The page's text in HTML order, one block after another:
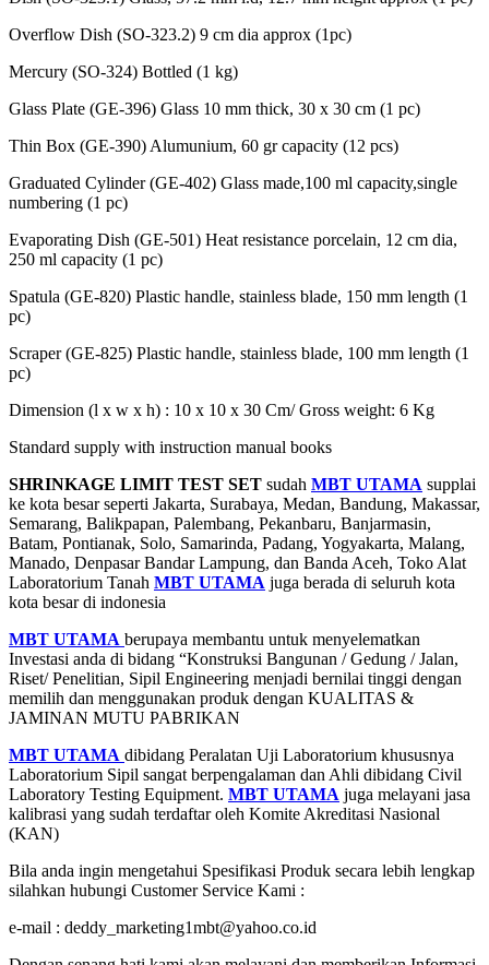
Overflow Dish (SO-323.2) 9 cm dia approx (1pc)
Mercury (SO-324) Bottled (1 kg)
Glass Plate (GE-396) Glass 10 mm thick, 30 x 30 cm (1 pc)
Thin Box (GE-390) Alumunium, 60 gr capacity (12 pcs)
Graduated Cylinder (GE-402) Glass made,100 ml capacity,single
numbering (1 pc)
Evaporating Dish (GE-501) Heat resistance porcelain, 12 cm dia,
250 ml capacity (1 pc)
Spatula (GE-820) Plastic handle, stainless blade, 150 mm length (1
pc)
Scraper (GE-825) Plastic handle, stainless blade, 100 mm length (1
pc)
Dimension (l x w x h) : 10 x 10 x 30 Cm/ Gross weight: 6 Kg
Standard supply with instruction manual books
SHRINKAGE LIMIT TEST SET sudah MBT UTAMA supplai
ke kota besar seperti Jakarta, Surabaya, Medan, Bandung, Makassar,
Semarang, Balikpapan, Palembang, Pekanbaru, Banjarmasin,
Batam, Pontianak, Solo, Samarinda, Padang, Yogyakarta, Malang,
Manado, Denpasar Bandar Lampung, dan Banda Aceh, Toko Alat
Laboratorium Tanah MBT UTAMA juga berada di seluruh kota
kota besar di indonesia
MBT UTAMA berupaya membantu untuk menyelematkan
Investasi anda di bidang “Konstruksi Bangunan / Gedung / Jalan,
Riset/ Penelitian, Sipil Engineering menjadi bernilai tinggi dengan
memilih dan menggunakan produk dengan KUALITAS &
JAMINAN MUTU PABRIKAN
MBT UTAMA dibidang Peralatan Uji Laboratorium khususnya
Laboratorium Sipil sangat berpengalaman dan Ahli dibidang Civil
Laboratory Testing Equipment. MBT UTAMA juga melayani jasa
kalibrasi yang sudah terdaftar oleh Komite Akreditasi Nasional
(KAN)
Bila anda ingin mengetahui Spesifikasi Produk secara lebih lengkap
silahkan hubungi Customer Service Kami :
e-mail : deddy_marketing1mbt@yahoo.co.id